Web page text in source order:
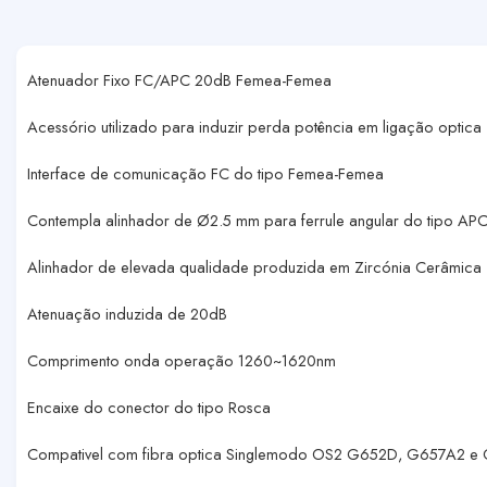
Atenuador Fixo FC/APC 20dB Femea-Femea
Acessório utilizado para induzir perda potência em ligação optica
Interface de comunicação FC do tipo Femea-Femea
Contempla alinhador de Ø2.5 mm para ferrule angular do tipo
Alinhador de elevada qualidade produzida em Zircónia Cerâmica
Atenuação induzida de 20dB
Comprimento onda operação 1260~1620nm
Encaixe do conector do tipo Rosca
Compativel com fibra optica Singlemodo OS2 G652D, G657A2 e